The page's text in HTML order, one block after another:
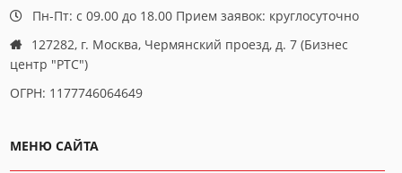
Пн-Пт: с 09.00 до 18.00 Прием заявок: круглосуточно
127282, г. Москва, Чермянский проезд, д. 7 (Бизнес
центр "РТС")
ОГРН: 1177746064649
МЕНЮ САЙТА